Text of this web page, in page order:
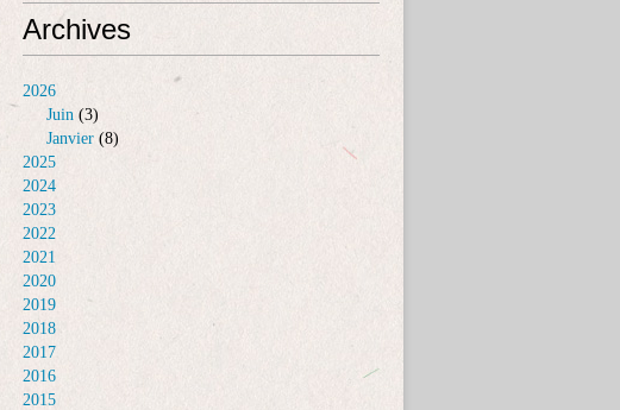
Archives
2026
Juin (3)
Janvier (8)
2025
2024
2023
2022
2021
2020
2019
2018
2017
2016
2015